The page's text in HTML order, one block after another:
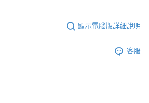
顯示電腦版詳細說明
客服